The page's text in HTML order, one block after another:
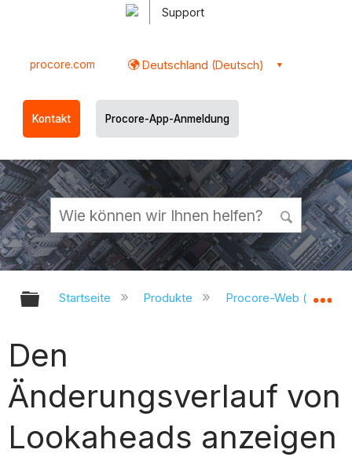
Support
procore.com Deutschland (Deutsch)
Kontakt Procore-App-Anmeldung
Globale Hierarchie auf- und
Startseite Produkte Procore-Web
Den
Änderungsverlauf von
Lookaheads anzeigen